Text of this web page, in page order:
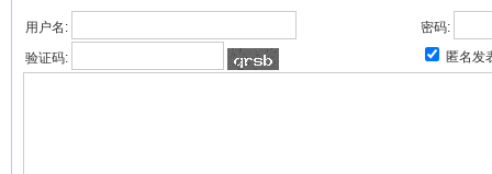
用户名:
密码:
验证码:
匿名发